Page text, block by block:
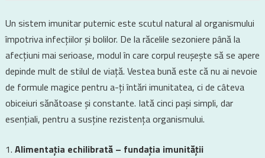
Un sistem imunitar puternic este scutul natural al organismului
împotriva infecțiilor și bolilor. De la răcelile sezoniere până la
afecțiuni mai serioase, modul în care corpul reușește să se apere
depinde mult de stilul de viață. Vestea bună este că nu ai nevoie
de formule magice pentru a-ți întări imunitatea, ci de câteva
obiceiuri sănătoase și constante. Iată cinci pași simpli, dar
esențiali, pentru a susține rezistența organismului.
Alimentația echilibrată – fundația imunității